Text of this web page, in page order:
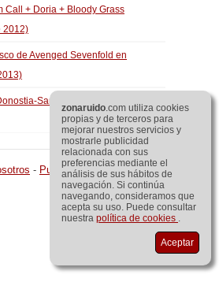
Call + Doria + Bloody Grass
2012)
de Avenged Sevenfold en
San Sebastian, Enero de
- Publicidad ©zonaruido.com
zonaruido.com utiliza cookies
propias y de terceros para
mejorar nuestros servicios y
mostrarle publicidad
relacionada con sus
preferencias mediante el
análisis de sus hábitos de
navegación. Si continúa
navegando, consideramos que
acepta su uso. Puede consultar
nuestra política de cookies .
Aceptar